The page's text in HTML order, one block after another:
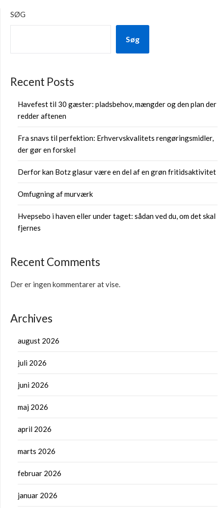
SØG
Søg
Recent Posts
Havefest til 30 gæster: pladsbehov, mængder og den plan der
redder aftenen
Fra snavs til perfektion: Erhvervskvalitets rengøringsmidler,
der gør en forskel
Derfor kan Botz glasur være en del af en grøn fritidsaktivitet
Omfugning af murværk
Hvepsebo i haven eller under taget: sådan ved du, om det skal
fjernes
Recent Comments
Der er ingen kommentarer at vise.
Archives
august 2026
juli 2026
juni 2026
maj 2026
april 2026
marts 2026
februar 2026
januar 2026